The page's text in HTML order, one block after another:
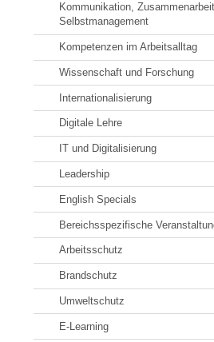
Kommunikation,
Selbstmanagement
Kompetenzen im Arbeitsalltag
Wissenschaft und Forschung
Internationalisierung
Digitale Lehre
IT und Digitalisierung
Leadership
English Specials
Bereichsspezifische
Arbeitsschutz
Brandschutz
Umweltschutz
E-Learning